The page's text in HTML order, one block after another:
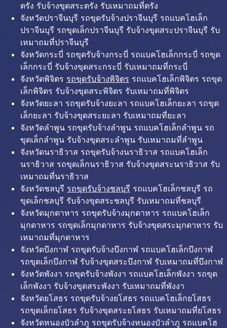
ตรัง รับจ้างขุดสระตรัง รับเหมาถมที่ตรัง
จังหวัดปราจีนบุรี รถขุดรับจ้างปราจีนบุรี รถแบคโฮเล็ก
ปราจีนบุรี รถขุดเล็กปราจีนบุรี รับจ้างขุดสระปราจีนบุรี รับ
เหมาถมที่ปราจีนบุรี
จังหวัดกระบี่ รถขุดรับจ้างกระบี่ รถแบคโฮเล็กกระบี่ รถขุด
เล็กกระบี่ รับจ้างขุดสระกระบี่ รับเหมาถมที่กระบี่
จังหวัดพิจิตร รถขุดรับจ้างพิจิตร รถแบคโฮเล็กพิจิตร รถขุด
เล็กพิจิตร รับจ้างขุดสระพิจิตร รับเหมาถมที่พิจิตร
จังหวัดยะลา รถขุดรับจ้างยะลา รถแบคโฮเล็กยะลา รถขุด
เล็กยะลา รับจ้างขุดสระยะลา รับเหมาถมที่ยะลา
จังหวัดลำพูน รถขุดรับจ้างลำพูน รถแบคโฮเล็กลำพูน รถ
ขุดเล็กลำพูน รับจ้างขุดสระลำพูน รับเหมาถมที่ลำพูน
จังหวัดนราธิวาส รถขุดรับจ้างนราธิวาส รถแบคโฮเล็ก
นราธิวาส รถขุดเล็กนราธิวาส รับจ้างขุดสระนราธิวาส รับ
เหมาถมที่นราธิวาส
จังหวัดชลบุรี รถขุดรับจ้างชลบุรี รถแบคโฮเล็กชลบุรี รถ
ขุดเล็กชลบุรี รับจ้างขุดสระชลบุรี รับเหมาถมที่ชลบุรี
จังหวัดมุกดาหาร รถขุดรับจ้างมุกดาหาร รถแบคโฮเล็ก
มุกดาหาร รถขุดเล็กมุกดาหาร รับจ้างขุดสระมุกดาหาร รับ
เหมาถมที่มุกดาหาร
จังหวัดบึงกาฬ รถขุดรับจ้างบึงกาฬ รถแบคโฮเล็กบึงกาฬ
รถขุดเล็กบึงกาฬ รับจ้างขุดสระบึงกาฬ รับเหมาถมที่บึงกาฬ
จังหวัดพังงา รถขุดรับจ้างพังงา รถแบคโฮเล็กพังงา รถขุด
เล็กพังงา รับจ้างขุดสระพังงา รับเหมาถมที่พังงา
จังหวัดยโสธร รถขุดรับจ้างยโสธร รถแบคโฮเล็กยโสธร
รถขุดเล็กยโสธร รับจ้างขุดสระยโสธร รับเหมาถมที่ยโสธร
จังหวัดหนองบัวลำภู รถขุดรับจ้างหนองบัวลำภู รถแบคโฮ